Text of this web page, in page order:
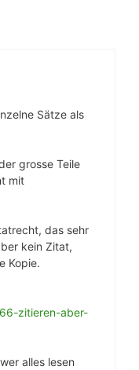
Sätze als
grosse Teile
mit
das sehr
kein Zitat,
Kopie.
zitieren-aber-
alles lesen